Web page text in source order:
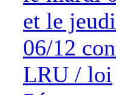
et le jeudi
06/12
LRU / loi